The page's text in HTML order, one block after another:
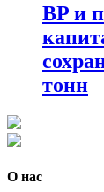
BP и
тонн
О нас